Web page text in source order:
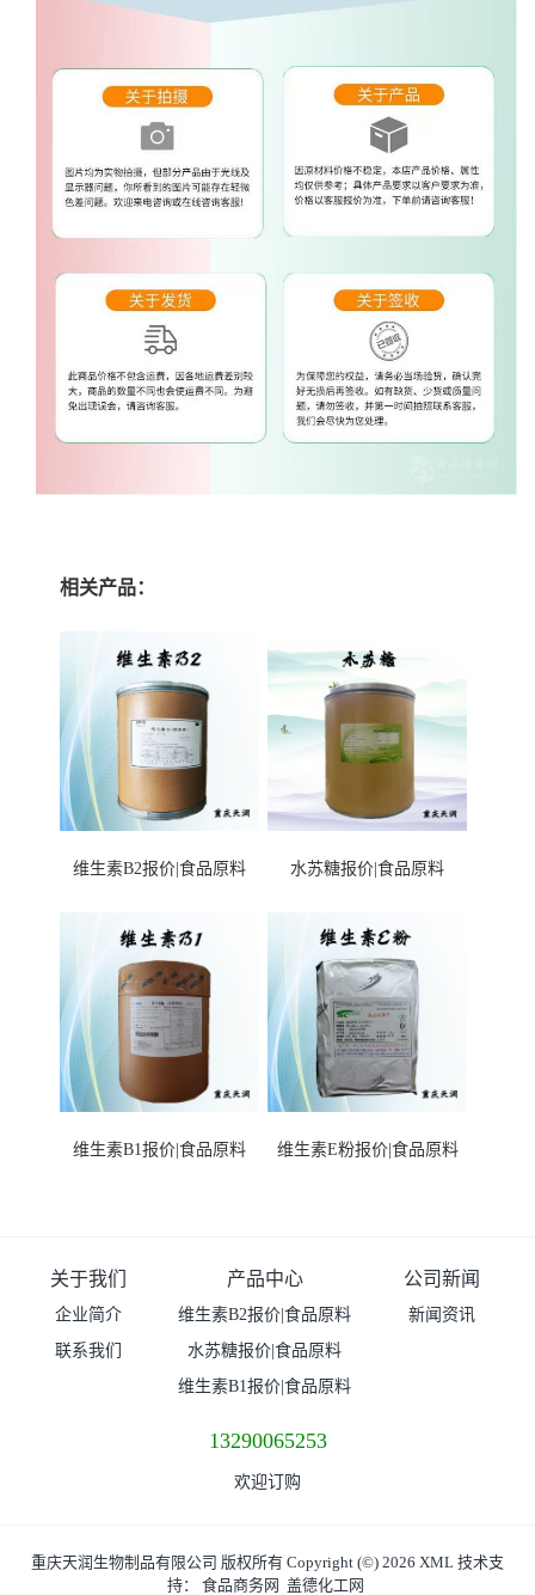
相关产品：
维生素B2报价|食品原料 水苏糖报价|食品原料
维生素B1报价|食品原料 维生素E粉报价|食品原料
关于我们
企业简介
联系我们
产品中心
维生素B2报价|食品原料
水苏糖报价|食品原料
维生素B1报价|食品原料
公司新闻
新闻资讯
13290065253
欢迎订购
重庆天润生物制品有限公司 版权所有 Copyright (©) 2026 XML 技术支
持： 食品商务网 盖德化工网